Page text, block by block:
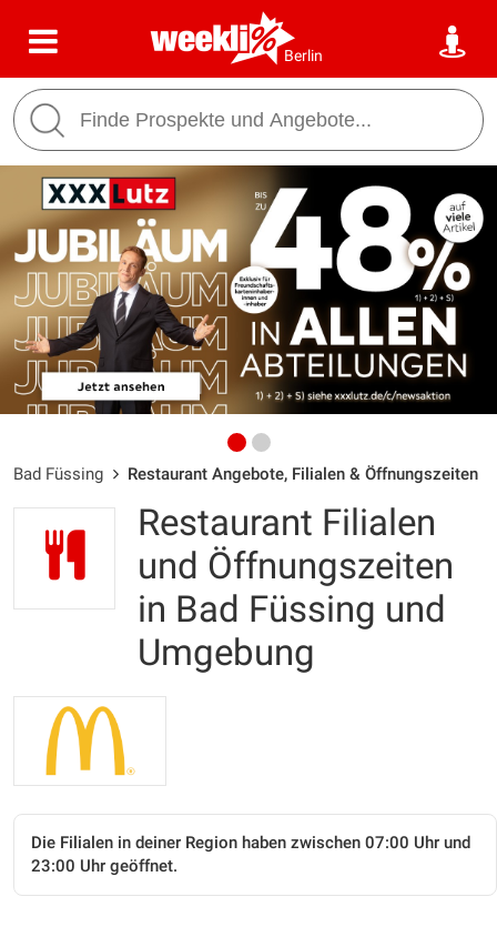
Berlin
Bad Füssing Restaurant Angebote, Filialen & Öffnungszeiten
Restaurant Filialen
und Öffnungszeiten
in Bad Füssing und
Umgebung
Die Filialen in deiner Region haben zwischen 07:00 Uhr und
23:00 Uhr geöffnet.